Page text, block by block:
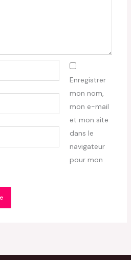
Enregistrer
mon nom,
mon e-mail
et mon site
dans le
navigateur
pour mon